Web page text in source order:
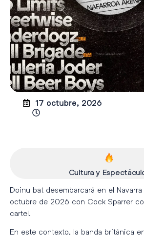
17 octubre, 2026
Cultura y
Doinu bat desembarcará en el
octubre de 2026 con Cock Sparrer
cartel.
En este contexto, la banda británica